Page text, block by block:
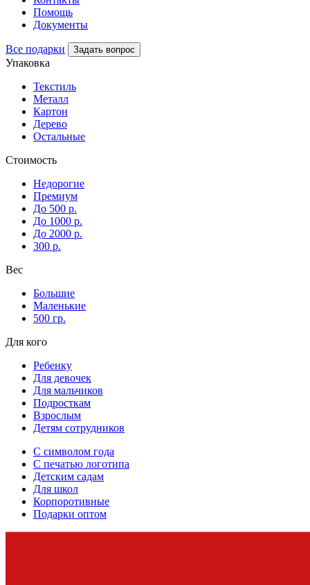
Помощь
Документы
Все подарки Задать вопрос
Упаковка
Текстиль
Металл
Картон
Дерево
Остальные
Стоимость
Недорогие
Премиум
До 500 р.
До 1000 р.
До 2000 р.
300 р.
Вес
Большие
Маленькие
500 гр.
Для кого
Ребенку
Для девочек
Для мальчиков
Подросткам
Взрослым
Детям сотрудников
С символом года
С печатью логотипа
Детским садам
Для школ
Корпоротивные
Подарки оптом